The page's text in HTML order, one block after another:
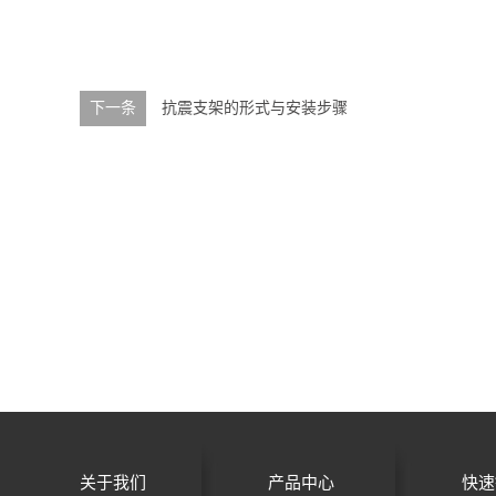
下一条 抗震支架的形式与安装步骤
关于我们 产品中心 快